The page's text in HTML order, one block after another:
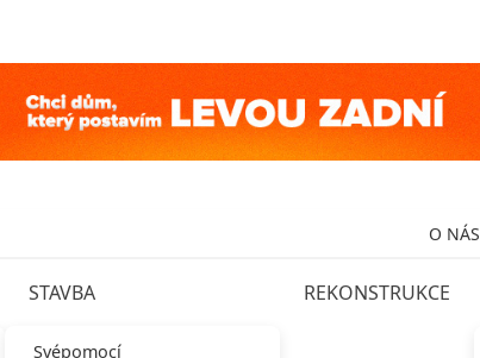
O NÁS
STAVBA
Svépomocí
REKONSTRUKCE